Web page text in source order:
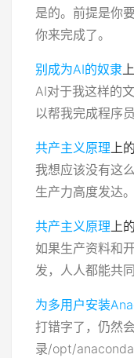
是的。前提是你
你来完成了。
别成为AI的奴隶
AI对于我这样的
以帮我完成程序
共产主义原理上的
我想应该没有这
生产力高度发达
共产主义原理上的
如果生产资料和
发，人人都能共
为多用户安装
打错字了，仍然
录/opt/